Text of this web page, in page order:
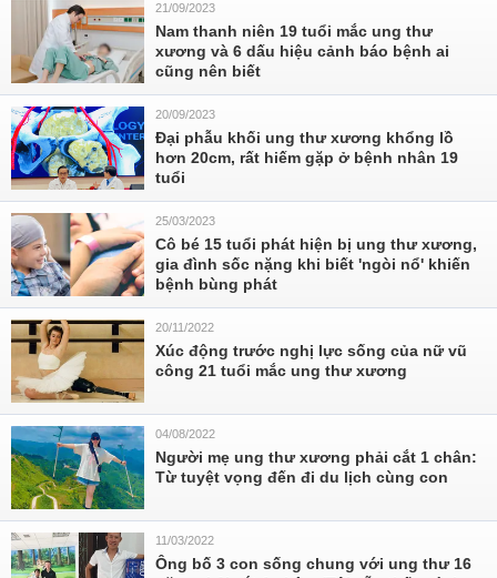
21/09/2023
Nam thanh niên 19 tuổi mắc ung thư
xương và 6 dấu hiệu cảnh báo bệnh ai
cũng nên biết
20/09/2023
Đại phẫu khối ung thư xương khổng lồ
hơn 20cm, rất hiếm gặp ở bệnh nhân 19
tuổi
25/03/2023
Cô bé 15 tuổi phát hiện bị ung thư xương,
gia đình sốc nặng khi biết 'ngòi nổ' khiến
bệnh bùng phát
20/11/2022
Xúc động trước nghị lực sống của nữ vũ
công 21 tuổi mắc ung thư xương
04/08/2022
Người mẹ ung thư xương phải cắt 1 chân:
Từ tuyệt vọng đến đi du lịch cùng con
11/03/2022
Ông bố 3 con sống chung với ung thư 16